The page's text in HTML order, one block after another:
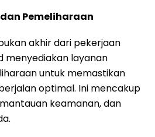
Pemeliharaan
akhir dari pekerjaan
menyediakan layanan
untuk memastikan
optimal. Ini mencakup
keamanan, dan